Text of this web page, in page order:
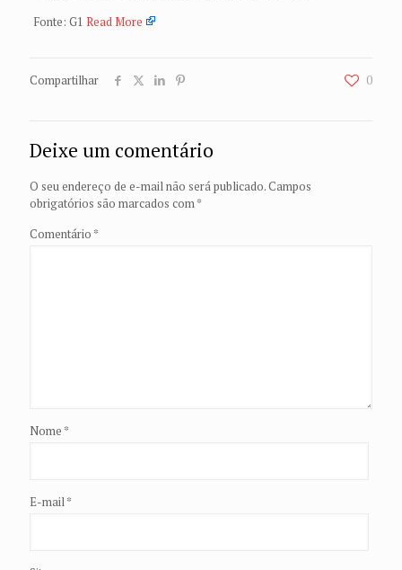
Fonte: G1 Read More
Compartilhar 0
Deixe um comentário
O seu endereço de e-mail não será publicado.Campos
obrigatórios são marcados com *
Comentário *
Nome *
E-mail *